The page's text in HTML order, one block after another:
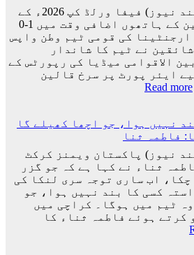
باہر
نکالنے
کی
درخواست
پر
2
لاکھ
افراد
کے
دستخط
اسلام آباد (مانند نیوز) فیفا ورلڈ کپ 2026ء کے
فائنل میں اسپین کے ہاتھوں اضافی وقت میں 1-0
ارجنٹینا کی قومی ٹیم وطن واپس
نے ٹیم کا شاندار
الاقوامی میڈیا کی رپورٹس کے
ایئر پورٹ پر سرخ قالین
Read more
:
فائنل
میں
شکست
کے
بعد
لیونل
میسی
ٹیم
کے
نہیں ہوا، جو اچھا کھیلے گا
فاطمہ ثنا
نیوز) پاکستان ویمنز کرکٹ
ثناء نے کہا ہے کہ جو گزر
چکا، اب ساری توجہ سری لنکا کی
کسی کا بند نہیں ہوا، جو
ٹیم میں ہوگا۔ کراچی میں
کرتے ہوئے فاطمہ ثناء کا
: